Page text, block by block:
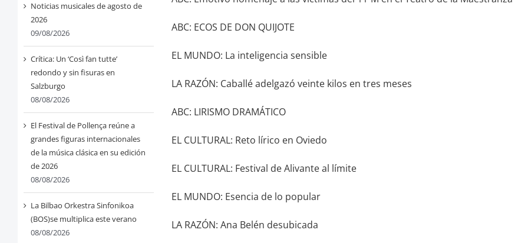
Noticias musicales de agosto de
2026
09/08/2026
Crítica: Un ‘Così fan tutte’
redondo y sin fisuras en
Salzburgo
08/08/2026
El Festival de Pollença reúne a
grandes figuras internacionales
de la música clásica en su edición
de 2026
08/08/2026
La Bilbao Orkestra Sinfonikoa
(BOS)se multiplica este verano
08/08/2026
ABC: ECOS DE DON QUIJOTE
EL MUNDO: La inteligencia sensible
LA RAZÓN: Caballé adelgazó veinte kilos en tres meses
ABC: LIRISMO DRAMÁTICO
EL CULTURAL: Reto lírico en Oviedo
EL CULTURAL: Festival de Alivante al límite
EL MUNDO: Esencia de lo popular
LA RAZÓN: Ana Belén desubicada